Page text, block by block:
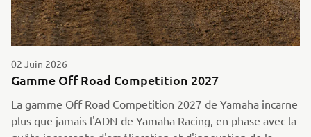
02 Juin 2026
Gamme Off Road Competition 2027
La gamme Off Road Competition 2027 de Yamaha incarne
plus que jamais l'ADN de Yamaha Racing, en phase avec la